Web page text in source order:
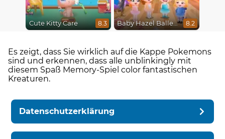
Cute Kitty Care 8.3 Baby Hazel Ballerina Dance 8.2
Es zeigt, dass Sie wirklich auf die Kappe Pokemons
sind und erkennen, dass alle unblinkingly mit
diesem Spaß Memory-Spiel color fantastischen
Kreaturen.
Datenschutzerklärung